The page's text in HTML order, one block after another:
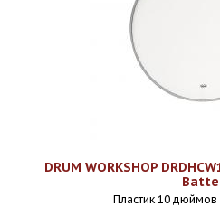
DRUM WORKSHOP
Пластик 10